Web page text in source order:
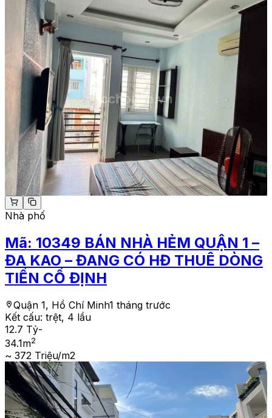
Nhà phố
Mã: 10349 BÁN NHÀ HẺM QUẬN 1 –
ĐA KAO – ĐANG CÓ HĐ THUÊ DÒNG
TIỀN CỐ ĐỊNH
Quận 1, Hồ Chí Minh1 tháng trước
Kết cấu: trệt, 4 lầu
12.7 Tỷ-
34.1m2
~ 372 Triệu/m2